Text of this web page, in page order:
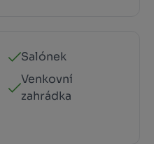
Salónek
Venkovní
zahrádka